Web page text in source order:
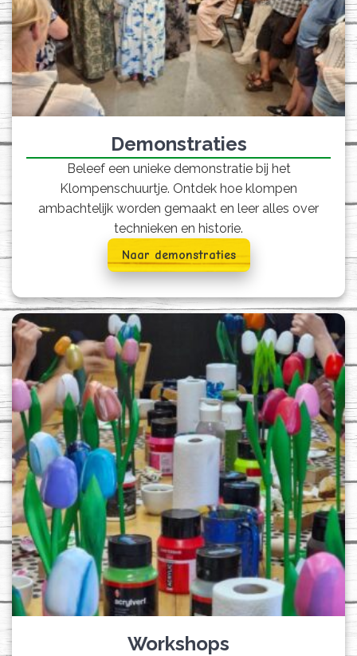
Demonstraties
Beleef een unieke demonstratie bij het
Klompenschuurtje. Ontdek hoe klompen
ambachtelijk worden gemaakt en leer alles over
technieken en historie.
Naar demonstraties
Workshops